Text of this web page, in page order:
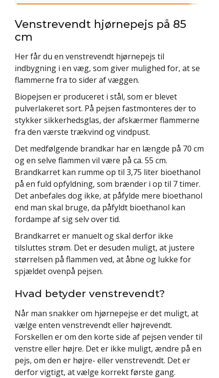
Venstrevendt hjørnepejs på 85
cm
Her får du en venstrevendt hjørnepejs til
indbygning i en væg, som giver mulighed for, at se
flammerne fra to sider af væggen.
Biopejsen er produceret i stål, som er blevet
pulverlakeret sort. På pejsen fastmonteres der to
stykker sikkerhedsglas, der afskærmer flammerne
fra den værste trækvind og vindpust.
Det medfølgende brandkar har en længde på 70 cm
og en selve flammen vil være på ca. 55 cm.
Brandkarret kan rumme op til 3,75 liter bioethanol
på en fuld opfyldning, som brænder i op til 7 timer.
Det anbefales dog ikke, at påfylde mere bioethanol
end man skal bruge, da påfyldt bioethanol kan
fordampe af sig selv over tid.
Brandkarret er manuelt og skal derfor ikke
tilsluttes strøm. Det er desuden muligt, at justere
størrelsen på flammen ved, at åbne og lukke for
spjældet ovenpå pejsen.
Hvad betyder venstrevendt?
Når man snakker om hjørnepejse er det muligt, at
vælge enten venstrevendt eller højrevendt.
Forskellen er om den korte side af pejsen vender til
venstre eller højre. Det er ikke muligt, ændre på en
pejs, om den er højre- eller venstrevendt. Det er
derfor vigtigt, at vælge korrekt første gang.